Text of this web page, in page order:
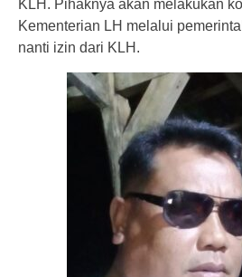
KLH. Pihaknya akan melakukan
Kementerian LH melalui
nanti izin dari KLH.